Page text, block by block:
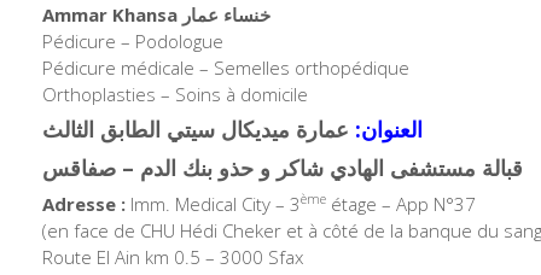
Ammar Khansa خنساء عمار
Pédicure – Podologue
Pédicure médicale – Semelles orthopédique
Orthoplasties – Soins à domicile
العنوان: عمارة ميديكال سيتي الطابق الثالث
قبالة مستشفى الهادي شاكر و حذو بنك الدم – صفاقس
Adresse : Imm. Medical City – 3ème étage – App N°37
(en face de CHU Hédi Cheker et à côté de la banque du
Route El Ain km 0.5 – 3000 Sfax